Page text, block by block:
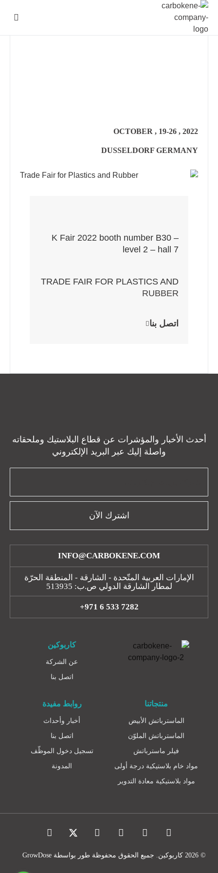
2022 , 19-26 , OCTOBER
DUSSELDORF GERMANY
K Fair 2022 booth number B30 –
level 2 – hall 7
TRADE FAIR FOR PLASTICS AND
RUBBER
اتصل بنا
أحدث الأخبار والمؤشرات عن قطاع البلاستيك وملحقاته
واصلة إليك عبر البريد الإلكتروني
اشترك الآن
INFO@CARBOKENE.COM
الإمارات العربية المتّحدة - الشارقة - المنطقة الحرّة
لمطار الشارقة الدولي ص.ب: 513935
+971 6 533 7282
كاربوكين
عن الشركة
اتصل بنا
منتجاتنا
الماسترباتش الأبيض
الماسترباتش الملوّن
فيلر ماسترباتش
مواد خام بلاستيكية درجة أولى
مواد بلاستيكية معادة التدوير
روابط مفيدة
أخبار وأحداث
اتصل بنا
تسجيل دخول الموظّف
المدونة
© 2026 كاربوكين. جميع الحقوق محفوظة طور بواسطة GrowDose